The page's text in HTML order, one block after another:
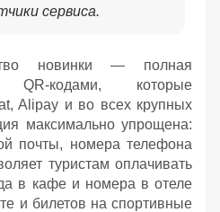
сервиса.
новинки — полная
QR-кодами, которые
Alipay и во всех крупных
максимально упрощена:
почты, номера телефона
туристам оплачивать
в кафе и номера в отеле
и билетов на спортивные